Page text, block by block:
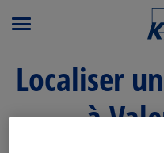
Menu principal
Localiser
à